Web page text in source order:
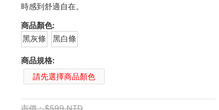
時感到舒適自在。
商品顏色:
黑灰條
黑白條
商品規格:
請先選擇商品顏色
市價：$599 NTD